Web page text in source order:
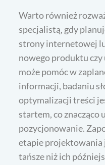
Warto również
specjalistą, gdy
strony internetowej
nowego produktu czy
może pomóc w
informacji, badaniu
optymalizacji treści
startem, co znacząco
pozycjonowanie.
etapie projektowania
tańsze niż ich